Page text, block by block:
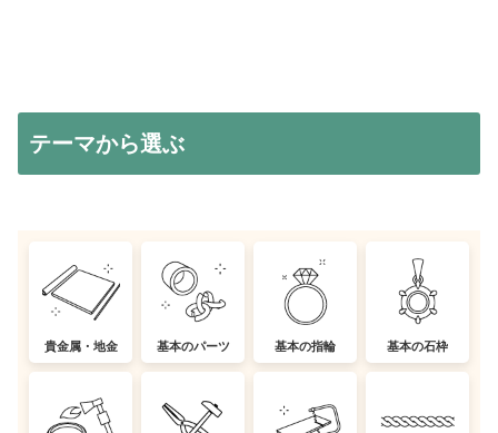
テーマから選ぶ
貴金属・地金 基本のパーツ 基本の指輪 基本の石枠